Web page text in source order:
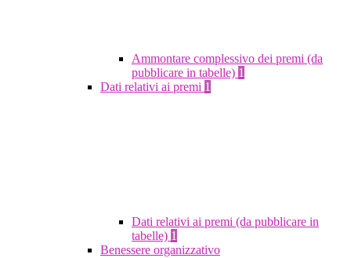
Ammontare complessivo dei premi (da
pubblicare in tabelle) 1
Dati relativi ai premi 1
Dati relativi ai premi (da pubblicare in
tabelle) 1
Benessere organizzativo